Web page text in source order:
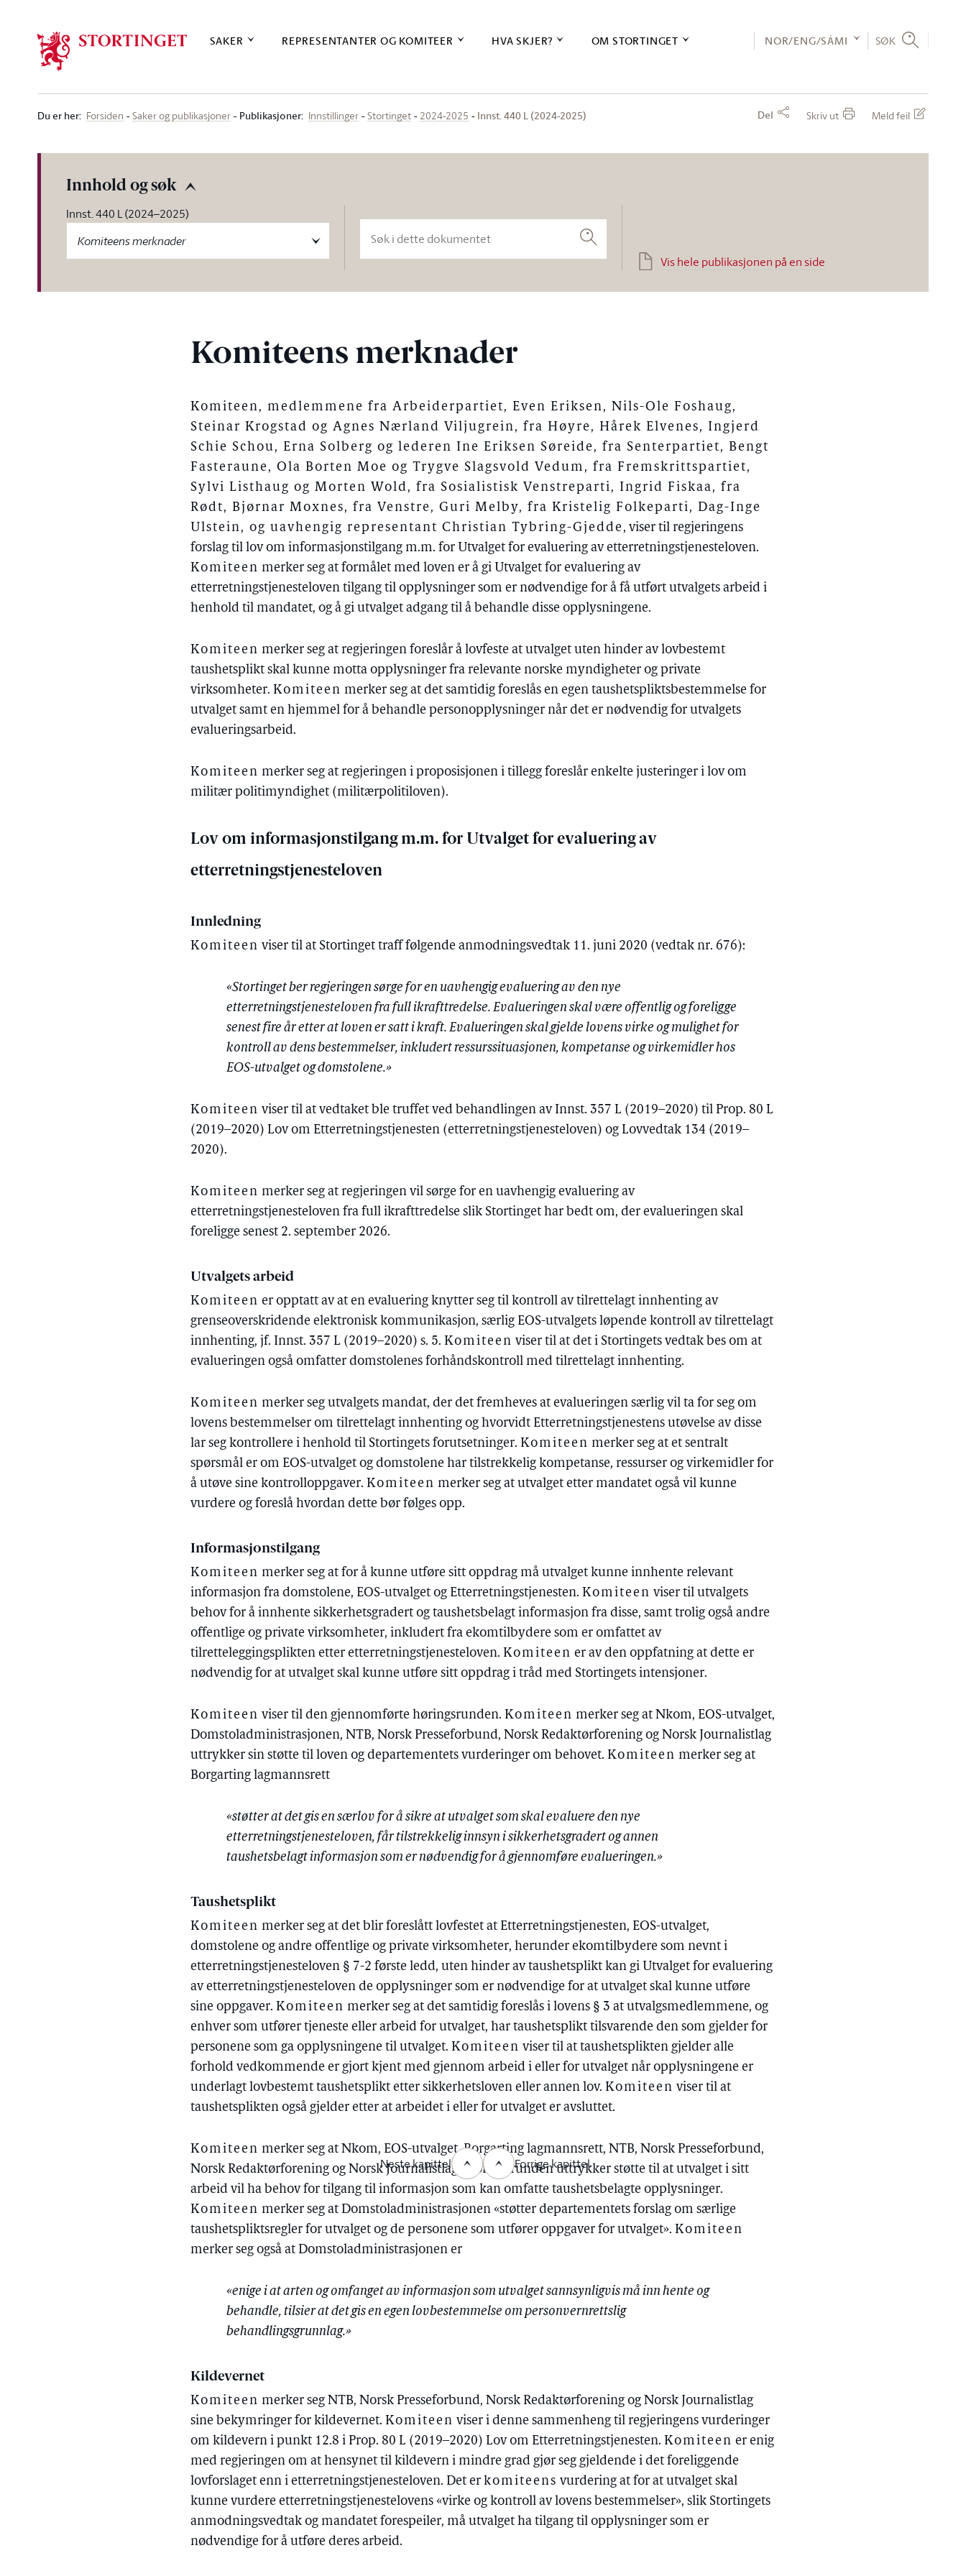
SAKER REPRESENTANTER OG KOMITEER HVA SKJER? OM STORTINGET NOR/ENG/SÁMI SØK
Du er her: Forsiden Saker og publikasjoner Publikasjoner: Innstillinger Stortinget 2024-2025 Innst. 440 L (2024-2025) Del Skriv ut Meld feil
Innhold og søk
Innst. 440 L (2024–2025)
Komiteens merknader
Søk
Vis hele publikasjonen på en side
Komiteens merknader
Komiteen, medlemmene fra Arbeiderpartiet, Even Eriksen, Nils-Ole Foshaug,
Steinar Krogstad og Agnes Nærland Viljugrein, fra Høyre, Hårek Elvenes, Ingjerd
Schie Schou, Erna Solberg og lederen Ine Eriksen Søreide, fra Senterpartiet, Bengt
Fasteraune, Ola Borten Moe og Trygve Slagsvold Vedum, fra Fremskrittspartiet,
Sylvi Listhaug og Morten Wold, fra Sosialistisk Venstreparti, Ingrid Fiskaa, fra
Rødt, Bjørnar Moxnes, fra Venstre, Guri Melby, fra Kristelig Folkeparti, Dag-Inge
Ulstein, og uavhengig representant Christian Tybring-Gjedde , viser til regjeringens
forslag til lov om informasjonstilgang m.m. for Utvalget for evaluering av etterretningstjenesteloven.
Komiteen merker seg at formålet med loven er å gi Utvalget for evaluering av
etterretningstjenesteloven tilgang til opplysninger som er nødvendige for å få utført utvalgets arbeid i
henhold til mandatet, og å gi utvalget adgang til å behandle disse opplysningene.
Komiteen merker seg at regjeringen foreslår å lovfeste at utvalget uten hinder av lovbestemt
taushetsplikt skal kunne motta opplysninger fra relevante norske myndigheter og private
virksomheter.Komiteen merker seg at det samtidig foreslås en egen taushetspliktsbestemmelse for
utvalget samt en hjemmel for å behandle personopplysninger når det er nødvendig for utvalgets
evalueringsarbeid.
Komiteen merker seg at regjeringen i proposisjonen i tillegg foreslår enkelte justeringer i lov om
militær politimyndighet (militærpolitiloven).
Lov om informasjonstilgang m.m. for Utvalget for evaluering av
etterretningstjenesteloven
Innledning
Komiteen viser til at Stortinget traff følgende anmodningsvedtak 11. juni 2020 (vedtak nr. 676):
«Stortinget ber regjeringen sørge for en uavhengig evaluering av den nye
etterretningstjenesteloven fra full ikrafttredelse. Evalueringen skal være offentlig og foreligge
senest fire år etter at loven er satt i kraft. Evalueringen skal gjelde lovens virke og mulighet for
kontroll av dens bestemmelser, inkludert ressurssituasjonen, kompetanse og virkemidler hos
EOS-utvalget og domstolene.»
Komiteen viser til at vedtaket ble truffet ved behandlingen av Innst. 357 L (2019–2020) til Prop. 80 L
(2019–2020) Lov om Etterretningstjenesten (etterretningstjenesteloven) og Lovvedtak 134 (2019–
2020).
Komiteen merker seg at regjeringen vil sørge for en uavhengig evaluering av
etterretningstjenesteloven fra full ikrafttredelse slik Stortinget har bedt om, der evalueringen skal
foreligge senest 2. september 2026.
Utvalgets arbeid
Komiteen er opptatt av at en evaluering knytter seg til kontroll av tilrettelagt innhenting av
grenseoverskridende elektronisk kommunikasjon, særlig EOS-utvalgets løpende kontroll av tilrettelagt
innhenting, jf. Innst. 357 L (2019–2020) s. 5.Komiteen viser til at det i Stortingets vedtak bes om at
evalueringen også omfatter domstolenes forhåndskontroll med tilrettelagt innhenting.
Komiteen merker seg utvalgets mandat, der det fremheves at evalueringen særlig vil ta for seg om
lovens bestemmelser om tilrettelagt innhenting og hvorvidt Etterretningstjenestens utøvelse av disse
lar seg kontrollere i henhold til Stortingets forutsetninger.Komiteen merker seg at et sentralt
spørsmål er om EOS-utvalget og domstolene har tilstrekkelig kompetanse, ressurser og virkemidler for
å utøve sine kontrolloppgaver.Komiteen merker seg at utvalget etter mandatet også vil kunne
vurdere og foreslå hvordan dette bør følges opp.
Informasjonstilgang
Komiteen merker seg at for å kunne utføre sitt oppdrag må utvalget kunne innhente relevant
informasjon fra domstolene, EOS-utvalget og Etterretningstjenesten.Komiteen viser til utvalgets
behov for å innhente sikkerhetsgradert og taushetsbelagt informasjon fra disse, samt trolig også andre
offentlige og private virksomheter, inkludert fra ekomtilbydere som er omfattet av
tilretteleggingsplikten etter etterretningstjenesteloven.Komiteen er av den oppfatning at dette er
nødvendig for at utvalget skal kunne utføre sitt oppdrag i tråd med Stortingets intensjoner.
Komiteen viser til den gjennomførte høringsrunden.Komiteen merker seg at Nkom, EOS-utvalget,
Domstoladministrasjonen, NTB, Norsk Presseforbund, Norsk Redaktørforening og Norsk Journalistlag
uttrykker sin støtte til loven og departementets vurderinger om behovet.Komiteen merker seg at
Borgarting lagmannsrett
«støtter at det gis en særlov for å sikre at utvalget som skal evaluere den nye
etterretningstjenesteloven, får tilstrekkelig innsyn i sikkerhetsgradert og annen
taushetsbelagt informasjon som er nødvendig for å gjennomføre evalueringen.»
Taushetsplikt
Komiteen merker seg at det blir foreslått lovfestet at Etterretningstjenesten, EOS-utvalget,
domstolene og andre offentlige og private virksomheter, herunder ekomtilbydere som nevnt i
etterretningstjenesteloven § 7-2 første ledd, uten hinder av taushetsplikt kan gi Utvalget for evaluering
av etterretningstjenesteloven de opplysninger som er nødvendige for at utvalget skal kunne utføre
sine oppgaver.Komiteen merker seg at det samtidig foreslås i lovens § 3 at utvalgsmedlemmene, og
enhver som utfører tjeneste eller arbeid for utvalget, har taushetsplikt tilsvarende den som gjelder for
personene som ga opplysningene til utvalget.Komiteen viser til at taushetsplikten gjelder alle
forhold vedkommende er gjort kjent med gjennom arbeid i eller for utvalget når opplysningene er
underlagt lovbestemt taushetsplikt etter sikkerhetsloven eller annen lov.Komiteen viser til at
taushetsplikten også gjelder etter at arbeidet i eller for utvalget er avsluttet.
Komiteen merker seg at Nkom, EOS-utvalget, Borgarting lagmannsrett, NTB, Norsk Presseforbund,
Norsk Redaktørforening og Norsk Journalistlag i høringsrunden uttrykker støtte til at utvalget i sitt
arbeid vil ha behov for tilgang til informasjon som kan omfatte taushetsbelagte opplysninger.
Komiteen merker seg at Domstoladministrasjonen «støtter departementets forslag om særlige
taushetspliktsregler for utvalget og de personene som utfører oppgaver for utvalget».Komiteen
merker seg også at Domstoladministrasjonen er
«enige i at arten og omfanget av informasjon som utvalget sannsynligvis må inn hente og
behandle, tilsier at det gis en egen lovbestemmelse om personvernrettslig
behandlingsgrunnlag.»
Kildevernet
Komiteen merker seg NTB, Norsk Presseforbund, Norsk Redaktørforening og Norsk Journalistlag
sine bekymringer for kildevernet.Komiteen viser i denne sammenheng til regjeringens vurderinger
om kildevern i punkt 12.8 i Prop. 80 L (2019–2020) Lov om Etterretningstjenesten.Komiteen er enig
med regjeringen om at hensynet til kildevern i mindre grad gjør seg gjeldende i det foreliggende
lovforslaget enn i etterretningstjenesteloven. Det erkomiteens vurdering at for at utvalget skal
kunne vurdere etterretningstjenestelovens «virke og kontroll av lovens bestemmelser», slik Stortingets
anmodningsvedtak og mandatet forespeiler, må utvalget ha tilgang til opplysninger som er
nødvendige for å utføre deres arbeid.
Forrige kapittel
Neste kapittel